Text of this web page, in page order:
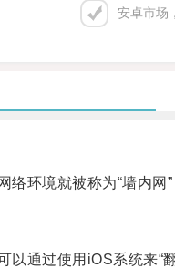
安卓市场
境就被称为“墙内网”
通过使用iOS系统来“翻